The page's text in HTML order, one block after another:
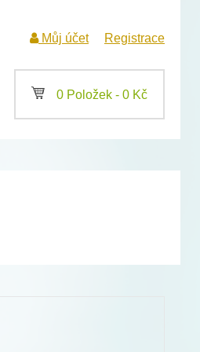
Můj účet Registrace
a 0 Položek - 0 Kč